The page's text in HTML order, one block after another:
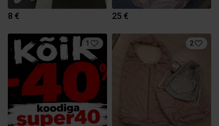
8 € 25 €
1 2